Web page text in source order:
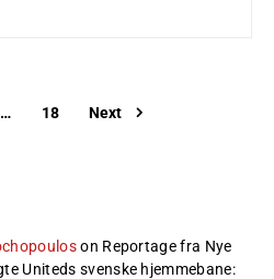
… 18 Next
on Reportage fra Nye
Uniteds svenske hjemmebane: